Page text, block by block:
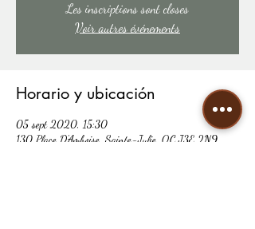
Les inscriptions sont closes
Voir autres événements
Horario y ubicación
05 sept 2020, 15:30
130 Place D'Amboise, Sainte-Julie, QC J3E 2N9,